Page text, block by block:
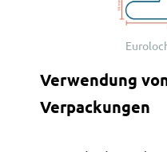
Verwendung
Verpackungen